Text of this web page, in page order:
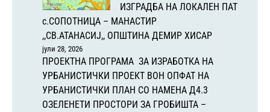
ИЗГРАДБА НА ЛОКАЛЕН ПАТ
с.СОПОТНИЦА – МАНАСТИР
,,СВ.АТАНАСИЈ,, ОПШТИНА ДЕМИР ХИСАР
јули 28, 2026
ПРОЕКТНА ПРОГРАМА ЗА ИЗРАБОТКА НА
УРБАНИСТИЧКИ ПРОЕКТ ВОН ОПФАТ НА
УРБАНИСТИЧКИ ПЛАН СО НАМЕНА Д4.3
ОЗЕЛЕНЕТИ ПРОСТОРИ ЗА ГРОБИШТА –